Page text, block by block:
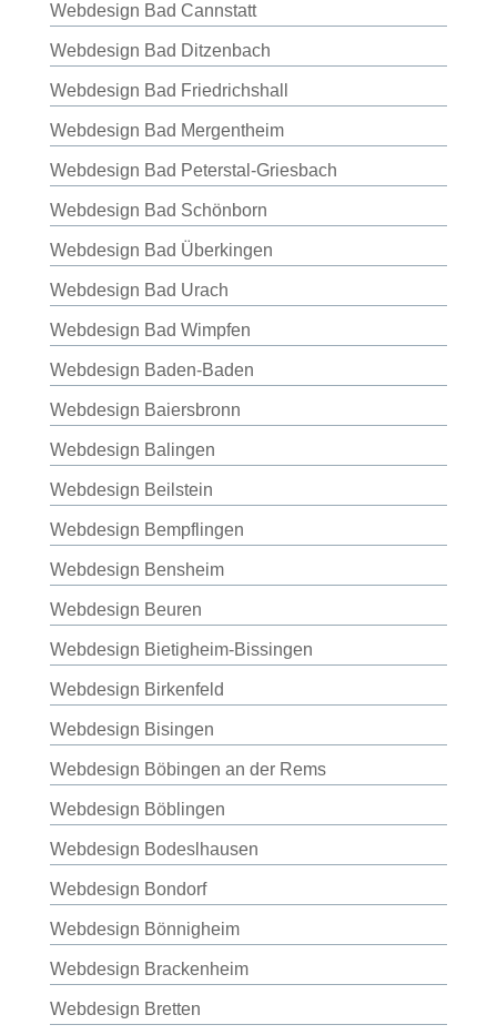
Webdesign Bad Cannstatt
Webdesign Bad Ditzenbach
Webdesign Bad Friedrichshall
Webdesign Bad Mergentheim
Webdesign Bad Peterstal-Griesbach
Webdesign Bad Schönborn
Webdesign Bad Überkingen
Webdesign Bad Urach
Webdesign Bad Wimpfen
Webdesign Baden-Baden
Webdesign Baiersbronn
Webdesign Balingen
Webdesign Beilstein
Webdesign Bempflingen
Webdesign Bensheim
Webdesign Beuren
Webdesign Bietigheim-Bissingen
Webdesign Birkenfeld
Webdesign Bisingen
Webdesign Böbingen an der Rems
Webdesign Böblingen
Webdesign Bodeslhausen
Webdesign Bondorf
Webdesign Bönnigheim
Webdesign Brackenheim
Webdesign Bretten